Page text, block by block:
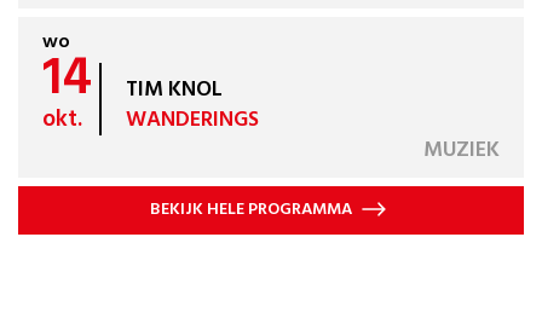
wo
14
okt.
TIM KNOL
WANDERINGS
MUZIEK
BEKIJK HELE PROGRAMMA